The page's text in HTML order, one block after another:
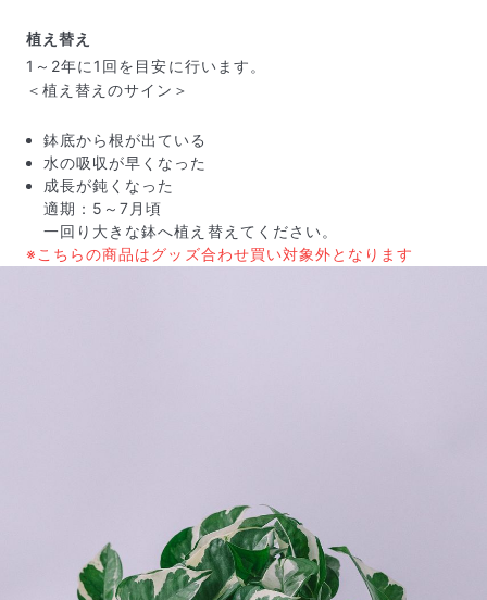
よくある質問
Q. 毎月自動でお花が届くサービスですか？
いいえ、毎月自動でお届けするサービスではありません。好
きな時に好きな花をご注文いただけます。
植え替え
1～2年に1回を目安に行います。
＜植え替えのサイン＞
鉢底から根が出ている
水の吸収が早くなった
成長が鈍くなった
適期：5～7月頃
一回り大きな鉢へ植え替えてください。
※こちらの商品はグッズ合わせ買い対象外となります